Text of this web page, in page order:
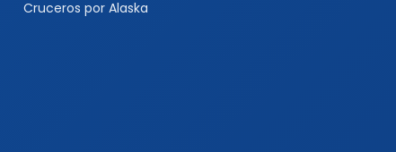
Cruceros por Alaska